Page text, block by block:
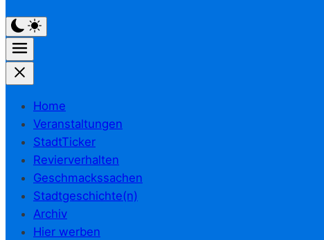
Home
Veranstaltungen
StadtTicker
Revierverhalten
Geschmackssachen
Stadtgeschichte(n)
Archiv
Hier werben